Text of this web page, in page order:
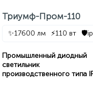
Триумф-Пром-110
✨17600 лм ⚡110 вт 🛡️
Промышленный диодный
светильник
производственного типа